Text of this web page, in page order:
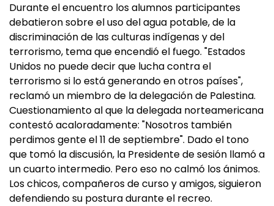
Durante el encuentro los alumnos participantes
debatieron sobre el uso del agua potable, de la
discriminación de las culturas indígenas y del
terrorismo, tema que encendió el fuego. "Estados
Unidos no puede decir que lucha contra el
terrorismo si lo está generando en otros países",
reclamó un miembro de la delegación de Palestina.
Cuestionamiento al que la delegada norteamericana
contestó acaloradamente: "Nosotros también
perdimos gente el 11 de septiembre". Dado el tono
que tomó la discusión, la Presidente de sesión llamó a
un cuarto intermedio. Pero eso no calmó los ánimos.
Los chicos, compañeros de curso y amigos, siguieron
defendiendo su postura durante el recreo.